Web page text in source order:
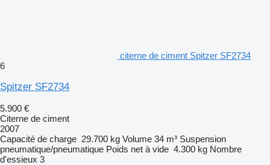
citerne de ciment Spitzer SF2734
6
Spitzer SF2734
5.900 €
Citerne de ciment
2007
Capacité de charge 29.700 kg Volume 34 m³ Suspension
pneumatique/pneumatique Poids net à vide 4.300 kg Nombre
d'essieux 3